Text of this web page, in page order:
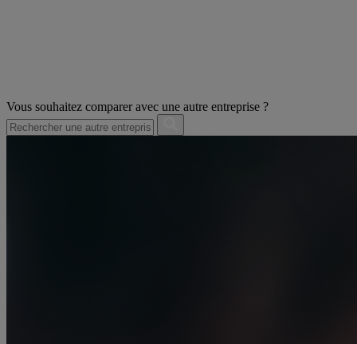
Vous souhaitez comparer avec une autre entreprise ?